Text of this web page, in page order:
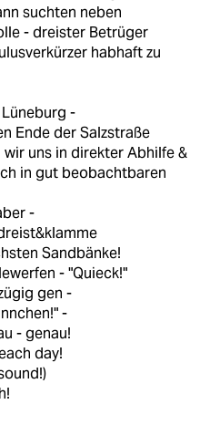
suchten neben
- dreister Betrüger
habhaft zu
-
Ende der Salzstraße
uns in direkter Abhilfe &
in gut beobachtbaren
-
Sandbänke!
- "Quieck!"
gen -
-
- genau!
day!